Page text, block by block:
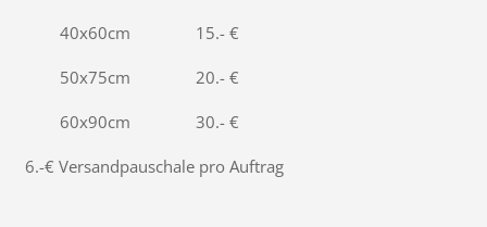
40x60cm 15.- €
50x75cm 20.- €
60x90cm 30.- €
6.-€ Versandpauschale pro Auftrag